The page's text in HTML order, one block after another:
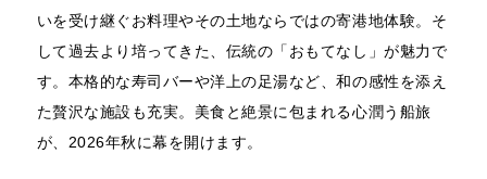
いを受け継ぐお料理やその土地ならではの寄港地体験。そ
して過去より培ってきた、伝統の「おもてなし」が魅力で
す。本格的な寿司バーや洋上の足湯など、和の感性を添え
た贅沢な施設も充実。美食と絶景に包まれる心潤う船旅
が、2026年秋に幕を開けます。